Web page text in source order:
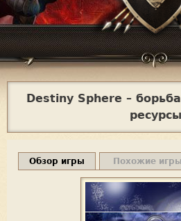
Destiny Sphere –
ресурсы
Обзор игры Похожие игры